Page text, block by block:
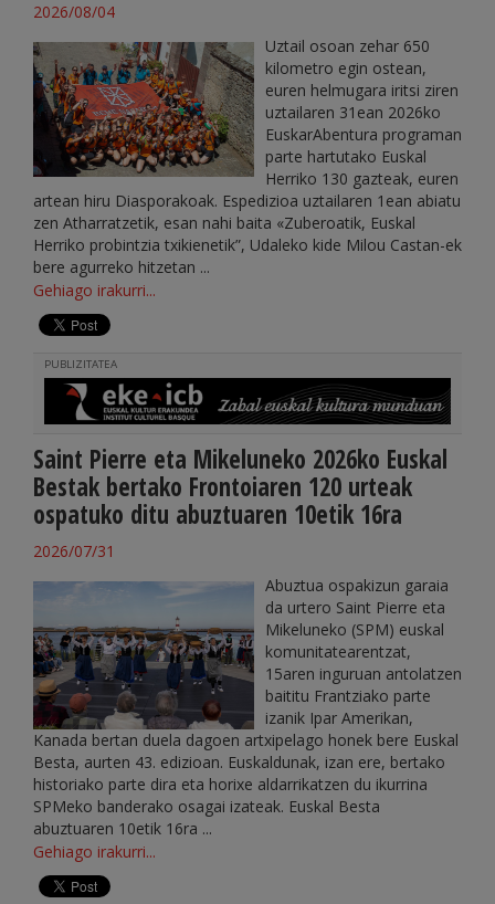
2026/08/04
Uztail osoan zehar 650
kilometro egin ostean,
euren helmugara iritsi ziren
uztailaren 31ean 2026ko
EuskarAbentura programan
parte hartutako Euskal
Herriko 130 gazteak, euren
artean hiru Diasporakoak. Espedizioa uztailaren 1ean abiatu
zen Atharratzetik, esan nahi baita «Zuberoatik, Euskal
Herriko probintzia txikienetik”, Udaleko kide Milou Castan-ek
bere agurreko hitzetan ...
Gehiago irakurri...
PUBLIZITATEA
Saint Pierre eta Mikeluneko 2026ko Euskal
Bestak bertako Frontoiaren 120 urteak
ospatuko ditu abuztuaren 10etik 16ra
2026/07/31
Abuztua ospakizun garaia
da urtero Saint Pierre eta
Mikeluneko (SPM) euskal
komunitatearentzat,
15aren inguruan antolatzen
baititu Frantziako parte
izanik Ipar Amerikan,
Kanada bertan duela dagoen artxipelago honek bere Euskal
Besta, aurten 43. edizioan. Euskaldunak, izan ere, bertako
historiako parte dira eta horixe aldarrikatzen du ikurrina
SPMeko banderako osagai izateak. Euskal Besta
abuztuaren 10etik 16ra ...
Gehiago irakurri...